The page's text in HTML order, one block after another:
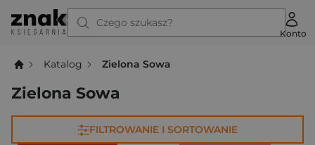
Czego szukasz?
Konto
Katalog Zielona Sowa
Zielona Sowa
FILTROWANIE I SORTOWANIE